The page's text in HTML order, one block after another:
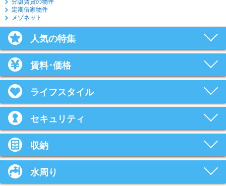
分譲賃貸の物件
定期借家物件
メゾネット
人気の特集
賃料･価格
ライフスタイル
セキュリティ
収納
水周り